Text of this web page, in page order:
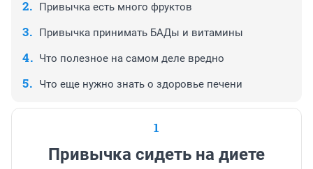
Привычка есть много фруктов
Привычка принимать БАДы и витамины
Что полезное на самом деле вредно
Что еще нужно знать о здоровье печени
1
Привычка сидеть на диете